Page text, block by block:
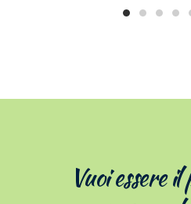
Vuoi essere